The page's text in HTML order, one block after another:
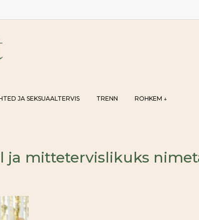
JA SEKSUAALTERVIS TRENN ROHKEM ↓
ja mittetervislikuks